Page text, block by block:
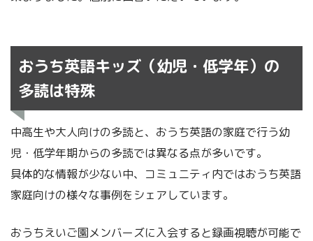
おうち英語キッズ（幼児・低学年）の
多読は特殊
中高生や大人向けの多読と、おうち英語の家庭で行う幼
児・低学年期からの多読では異なる点が多いです。
具体的な情報が少ない中、コミュニティ内ではおうち英語
家庭向けの様々な事例をシェアしています。
おうちえいご園メンバーズに入会すると録画視聴が可能で